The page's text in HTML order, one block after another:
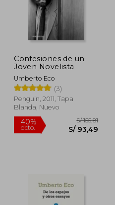
Confesiones de un
Joven Novelista
Umberto Eco
(3)
Penguin, 2011, Tapa
Blanda, Nuevo